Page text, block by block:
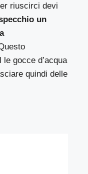
riuscirci devi
un
gocce d’acqua
quindi delle